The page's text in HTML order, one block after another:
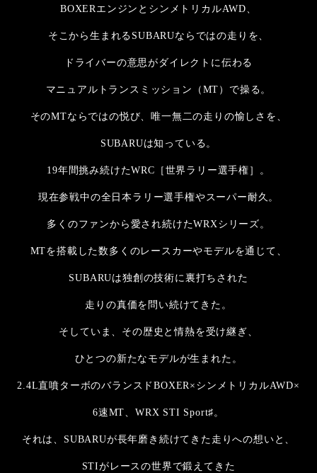
BOXERエンジンとシンメトリカルAWD、
そこから生まれるSUBARUならではの走りを、
ドライバーの意思がダイレクトに伝わる
マニュアルトランスミッション（MT）で操る。
そのMTならではの悦び、唯一無二の走りの愉しさを、
SUBARUは知っている。
19年間挑み続けたWRC［世界ラリー選手権］。
現在参戦中の全日本ラリー選手権やスーパー耐久。
多くのファンから愛され続けたWRXシリーズ。
MTを搭載した数多くのレースカーやモデルを通じて、
SUBARUは独創の技術に裏打ちされた
走りの真価を問い続けてきた。
そしていま、その歴史と情熱を受け継ぎ、
ひとつの新たなモデルが生まれた。
2.4L直噴ターボのバランスドBOXER×シンメトリカルAWD×
6速MT、WRX STI Sport♯。
それは、SUBARUが長年磨き続けてきた走りへの想いと、
STIがレースの世界で鍛えてきた